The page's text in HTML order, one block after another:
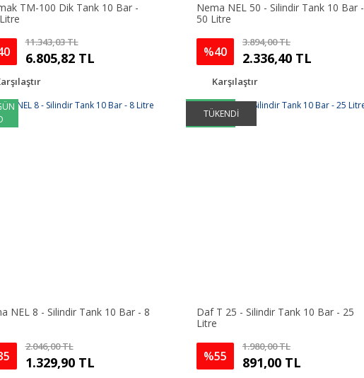
TM-100 Dik Tank 10 Bar -
11.343,03 TL
6.805,82 TL
Nema NEL 50 - Silindir Tank 10 Bar -
50 Litre
%40
3.894,00 TL
2.336,40 TL
Karşılaştır
NEL 8 - Silindir Tank 10 Bar - 8
2.046,00 TL
1.329,90 TL
TÜKENDİ
AYNI GÜN
KARGO
Daf T 25 - Silindir Tank 10 Bar - 25
Litre
%55
1.980,00 TL
891,00 TL